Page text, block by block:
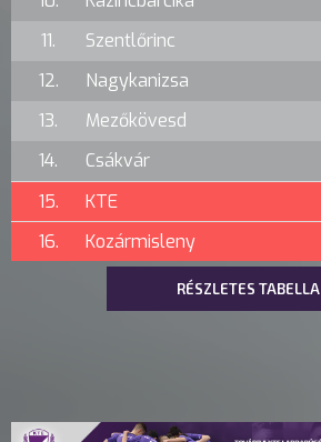
11.
Szentlőrinc
12.
Nagykanizsa
13.
Mezőkövesd
14.
Csákvár
15.
KTE
16.
Kozármisleny
RÉSZLETES TABELLA